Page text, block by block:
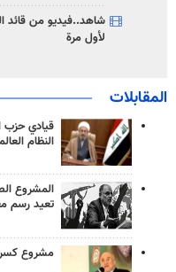
شاهد..فيديو من قائد
لأول مرة
المقابلات
قيادي حزب
النظام
المشروع
تعيد رسم
مشروع كسر